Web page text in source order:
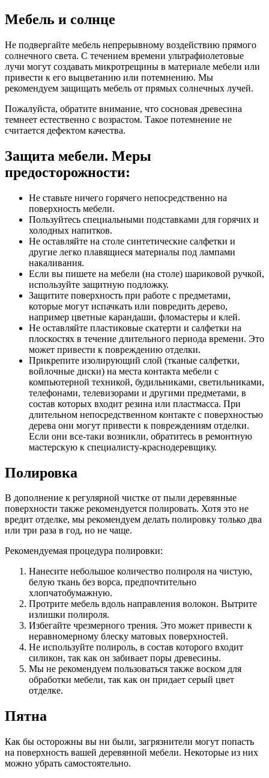
Мебель и солнце
Не подвергайте мебель непрерывному воздействию прямого
солнечного света. С течением времени ультрафиолетовые
лучи могут создавать микротрещины в материале мебели или
привести к его выцветанию или потемнению. Мы
рекомендуем защищать мебель от прямых солнечных лучей.
Пожалуйста, обратите внимание, что сосновая древесина
темнеет естественно с возрастом. Такое потемнение не
считается дефектом качества.
Защита мебели. Меры
предосторожности:
Не ставьте ничего горячего непосредственно на
поверхность мебели.
Пользуйтесь специальными подставками для горячих и
холодных напитков.
Не оставляйте на столе синтетические салфетки и
другие легко плавящиеся материалы под лампами
накаливания.
Если вы пишете на мебели (на столе) шариковой ручкой,
используйте защитную подложку.
Защитите поверхность при работе с предметами,
которые могут испачкать или повредить дерево,
например цветные карандаши, фломастеры и клей.
Не оставляйте пластиковые скатерти и салфетки на
плоскостях в течение длительного периода времени. Это
может привести к повреждению отделки.
Прикрепите изолирующий слой (тканые салфетки,
войлочные диски) на места контакта мебели с
компьютерной техникой, будильниками, светильниками,
телефонами, телевизорами и другими предметами, в
состав которых входит резина или пластмасса. При
длительном непосредственном контакте с поверхностью
дерева они могут привести к повреждениям отделки.
Если они все-таки возникли, обратитесь в ремонтную
мастерскую к специалисту-краснодеревщику.
Полировка
В дополнение к регулярной чистке от пыли деревянные
поверхности также рекомендуется полировать. Хотя это не
вредит отделке, мы рекомендуем делать полировку только два
или три раза в год, но не чаще.
Рекомендуемая процедура полировки:
Нанесите небольшое количество полироля на чистую,
белую ткань без ворса, предпочтительно
хлопчатобумажную.
Протрите мебель вдоль направления волокон. Вытрите
излишки полироля.
Избегайте чрезмерного трения. Это может привести к
неравномерному блеску матовых поверхностей.
Не используйте полироль, в состав которого входит
силикон, так как он забивает поры древесины.
Мы не рекомендуем пользоваться также воском для
обработки мебели, так как он придает серый цвет
отделке.
Пятна
Как бы осторожны вы ни были, загрязнители могут попасть
на поверхность вашей деревянной мебели. Некоторые из них
можно убрать самостоятельно.